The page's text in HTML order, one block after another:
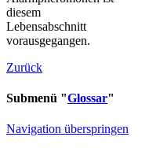
diesem
Lebensabschnitt
vorausgegangen.
Zurück
Submenü "Glossar"
Navigation überspringen